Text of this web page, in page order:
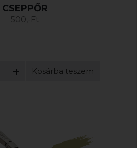
CSEPPŐR
500,-Ft
Kosárba teszem